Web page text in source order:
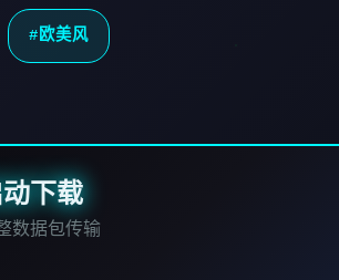
#欧美风
下载
数据包传输